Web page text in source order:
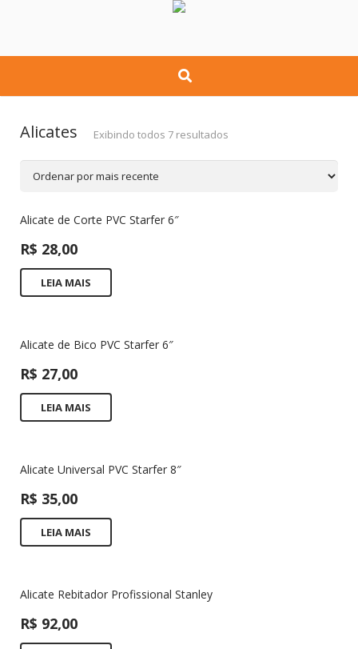
Alicates Exibindo todos 7 resultados
Alicate de Corte PVC Starfer 6″
R$ 28,00
LEIA MAIS
Alicate de Bico PVC Starfer 6″
R$ 27,00
LEIA MAIS
Alicate Universal PVC Starfer 8″
R$ 35,00
LEIA MAIS
Alicate Rebitador Profissional Stanley
R$ 92,00